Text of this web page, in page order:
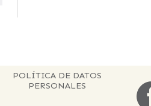
POLÍTICA DE DATOS
PERSONALES